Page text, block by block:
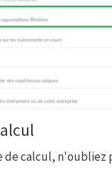
calcul, n'oubliez